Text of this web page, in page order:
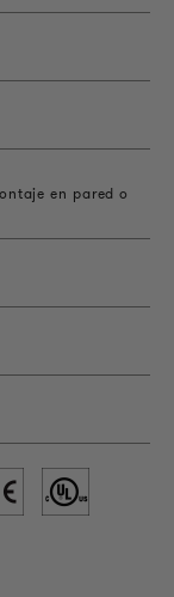
en pared o